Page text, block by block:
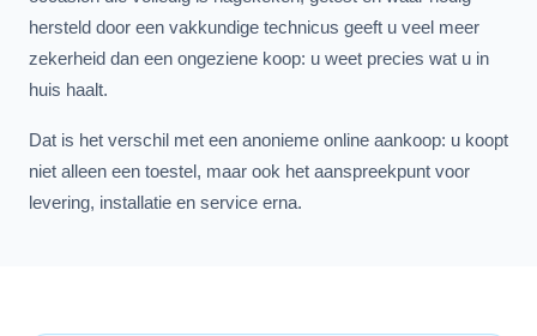
hersteld door een vakkundige technicus geeft u veel meer
zekerheid dan een ongeziene koop: u weet precies wat u in
huis haalt.
Dat is het verschil met een anonieme online aankoop: u koopt
niet alleen een toestel, maar ook het aanspreekpunt voor
levering, installatie en service erna.